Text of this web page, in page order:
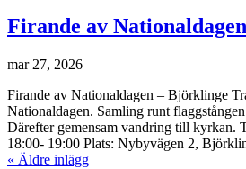
Firande av
mar 27, 2026
Firande av Nationaldagen – Björklinge
Nationaldagen. Samling runt
Därefter gemensam vandring till kyrkan.
18:00- 19:00 Plats: Nybyvägen 2,
« Äldre inlägg